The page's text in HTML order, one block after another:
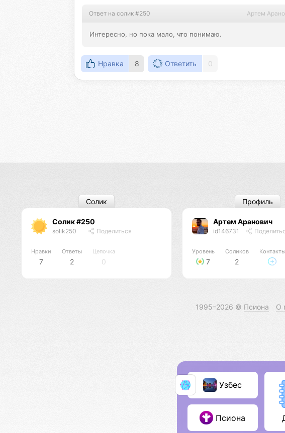
Ответ на солик #250 Артем
Интересно, но пока мало, что понимаю.
Нравка 8 Ответить 0
Солик #250
solik250 Поделиться
Нравки
7
Ответы
2
Цепочка
0
Солик
Артем Аранович
id146731
Уровень
7
Соликов
2
Контакты
Профиль
1995–2026 © Псиона О
Узбес
Псиона